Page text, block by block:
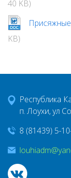
Публичные
Народный
Жилищно
ПРОЕКТ 500+
Архив
40 KB)
Присяжные
KB)
Республика
п. Лоухи, ул
8 (81439) 5-